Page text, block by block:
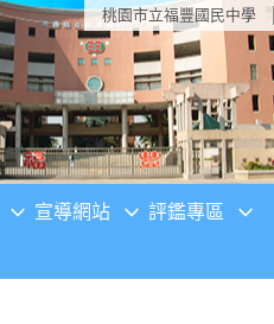
桃園市立福豐國民中學
宣導網站 評鑑專區